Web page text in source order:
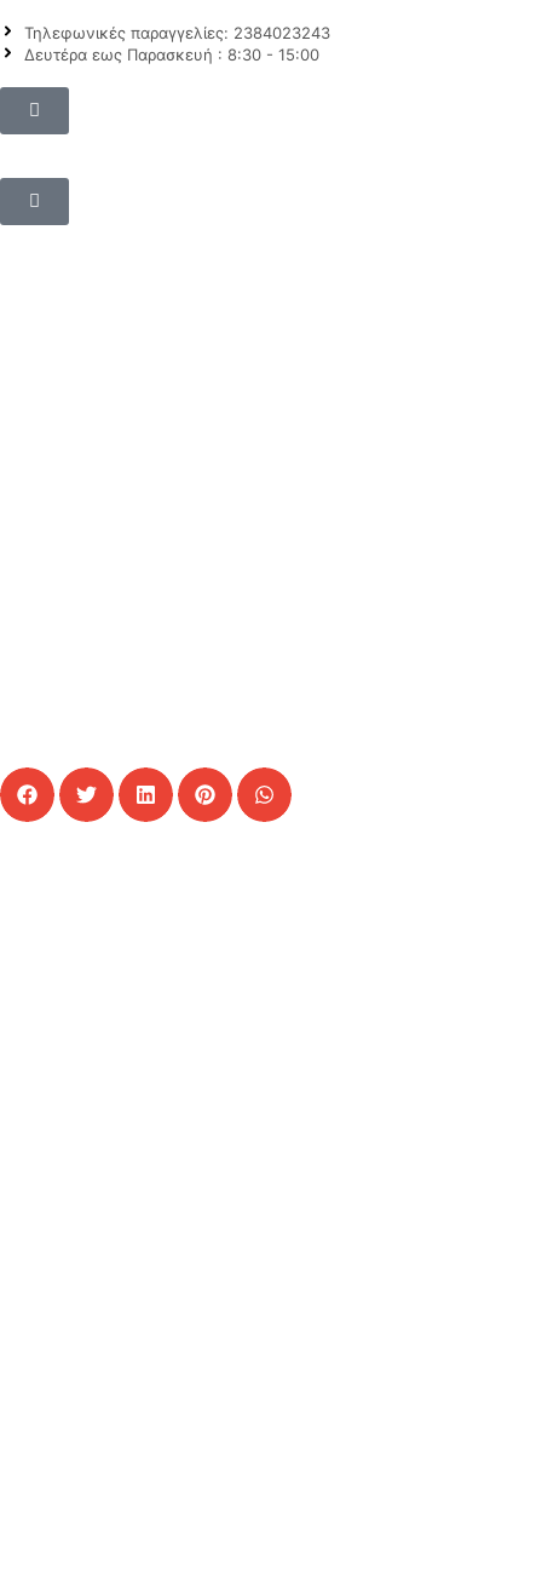
Τηλεφωνικές παραγγελίες: 2384023243
Δευτέρα εως Παρασκευή : 8:30 - 15:00